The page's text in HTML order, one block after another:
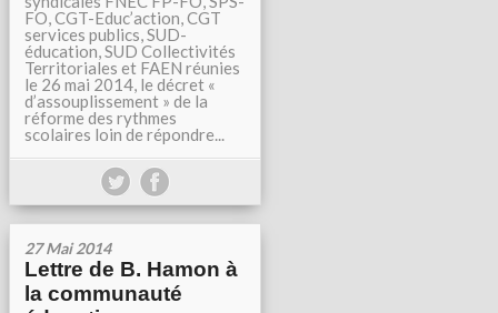
FO, CGT-Educ’action, CGT
services publics, SUD-
éducation, SUD Collectivités
Territoriales et FAEN réunies
le 26 mai 2014, le décret «
d’assouplissement » de la
réforme des rythmes
scolaires loin de répondre...
27 Mai 2014
Lettre de B. Hamon à
la communauté